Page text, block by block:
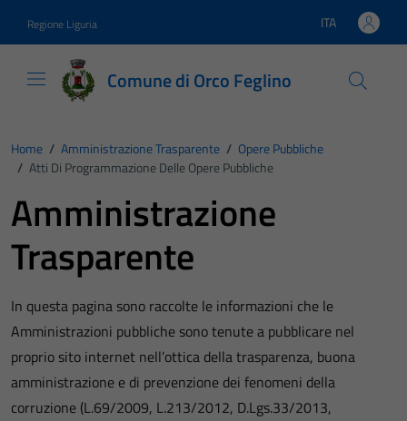
Regione Liguria Lingua attiva:
ITA
Comune di Orco Feglino
Home / Amministrazione Trasparente / Opere Pubbliche
/ Atti Di Programmazione Delle Opere Pubbliche
Amministrazione
Trasparente
In questa pagina sono raccolte le informazioni che le
Amministrazioni pubbliche sono tenute a pubblicare nel
proprio sito internet nell’ottica della trasparenza, buona
amministrazione e di prevenzione dei fenomeni della
corruzione (L.69/2009, L.213/2012, D.Lgs.33/2013,